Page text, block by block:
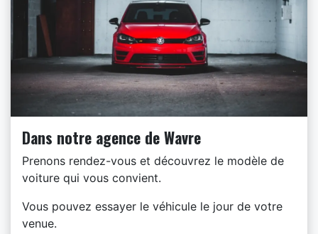
Dans notre agence de Wavre
Prenons rendez-vous et découvrez le modèle de
voiture qui vous convient.
Vous pouvez essayer le véhicule le jour de votre
venue.